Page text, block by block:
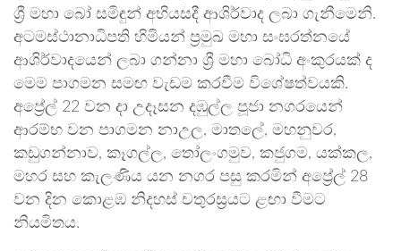
ශ්‍රී මහා බෝ සමිඳුන් අභියසදී ආශිර්වාද ලබා ගැනීමෙනි.
අටමස්ථානාධිපති හිමියන් ප්‍රමුඛ මහා සංඝරත්නයේ
ආශිර්වාදයෙන් ලබා ගන්නා ශ්‍රී මහා බෝධි අංකුරයක් ද
මෙම පාගමන සමඟ වැඩම කරවීම විශේෂත්වයකි.
අප්‍රේල් 22 වන දා උදෑසන දඹුල්ල පූජා නගරයෙන්
ආරම්භ වන පාගමන නාඋල, මාතලේ, මහනුවර,
කඩුගන්නාව, කෑගල්ල, තෝලංගමුව, කජුගම, යක්කල,
මහර සහ කැලණිය යන නගර පසු කරමින් අප්‍රේල් 28
වන දින කොළඹ නිදහස් චතුරස්‍රයට ළඟා වීමට
නියමිතය.